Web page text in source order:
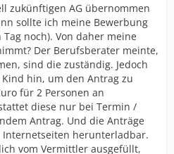
zukünftigen AG übernommen
sollte ich meine Bewerbung
noch). Von daher meine
Der Berufsberater meinte,
sind die zuständig. Jedoch
hin, um den Antrag zu
für 2 Personen an
diese nur bei Termin /
Antrag. Und die Anträge
herunterladbar.
vom Vermittler ausgefüllt,